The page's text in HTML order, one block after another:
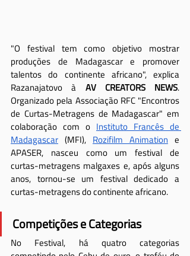
"O festival tem como objetivo mostrar
produções de Madagascar e promover
talentos do continente africano", explica
Razanajatovo à AV CREATORS NEWS.
Organizado pela Associação RFC "Encontros
de Curtas-Metragens de Madagascar" em
colaboração com o Instituto Francês de
Madagascar (MFI), Rozifilm Animation e
APASER, nasceu como um festival de
curtas-metragens malgaxes e, após alguns
anos, tornou-se um festival dedicado a
curtas-metragens do continente africano.
Competições e Categorias
No Festival, há quatro categorias